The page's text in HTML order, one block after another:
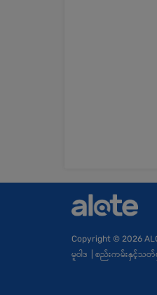
Copyright © 2026
မူဝါဒ
စည်းကမ်းနှင့်သတ်မှ